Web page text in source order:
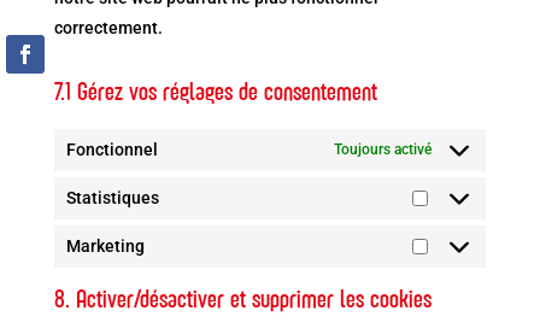
correctement.
7.1 Gérez vos réglages de consentement
Fonctionnel Toujours activé
Statistiques
Statistiques
Marketing
Marketing
8. Activer/désactiver et supprimer les cookies